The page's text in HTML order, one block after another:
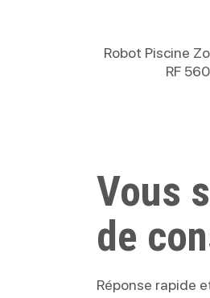
Robot Piscine
RF
Vous
de
Réponse rapide